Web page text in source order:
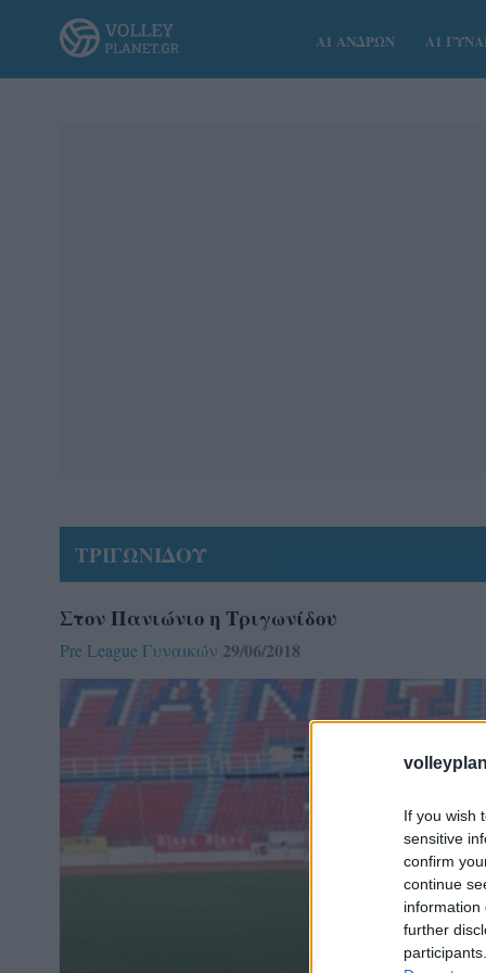
If you wish
sensitive
confirm
continue
information
further
Α1 ΑΝΔΡΩΝ Α1
ΤΡΙΓΩΝΙΔΟΥ
Στον Πανιώνιο η Τριγωνίδου
Pre League Γυναικών 29/06/2018